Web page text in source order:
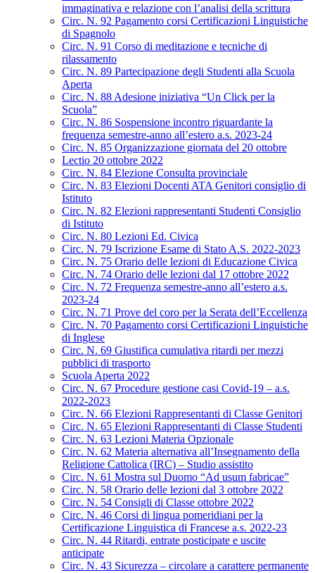
immaginativa e relazione con l’analisi della scrittura
Circ. N. 92 Pagamento corsi Certificazioni Linguistiche
di Spagnolo
Circ. N. 91 Corso di meditazione e tecniche di
rilassamento
Circ. N. 89 Partecipazione degli Studenti alla Scuola
Aperta
Circ. N. 88 Adesione iniziativa “Un Click per la
Scuola”
Circ. N. 86 Sospensione incontro riguardante la
frequenza semestre-anno all’estero a.s. 2023-24
Circ. N. 85 Organizzazione giornata del 20 ottobre
Lectio 20 ottobre 2022
Circ. N. 84 Elezione Consulta provinciale
Circ. N. 83 Elezioni Docenti ATA Genitori consiglio di
Istituto
Circ. N. 82 Elezioni rappresentanti Studenti Consiglio
di Istituto
Circ. N. 80 Lezioni Ed. Civica
Circ. N. 79 Iscrizione Esame di Stato A.S. 2022-2023
Circ. N. 75 Orario delle lezioni di Educazione Civica
Circ. N. 74 Orario delle lezioni dal 17 ottobre 2022
Circ. N. 72 Frequenza semestre-anno all’estero a.s.
2023-24
Circ. N. 71 Prove del coro per la Serata dell’Eccellenza
Circ. N. 70 Pagamento corsi Certificazioni Linguistiche
di Inglese
Circ. N. 69 Giustifica cumulativa ritardi per mezzi
pubblici di trasporto
Scuola Aperta 2022
Circ. N. 67 Procedure gestione casi Covid-19 – a.s.
2022-2023
Circ. N. 66 Elezioni Rappresentanti di Classe Genitori
Circ. N. 65 Elezioni Rappresentanti di Classe Studenti
Circ. N. 63 Lezioni Materia Opzionale
Circ. N. 62 Materia alternativa all’Insegnamento della
Religione Cattolica (IRC) – Studio assistito
Circ. N. 61 Mostra sul Duomo “Ad usum fabricae”
Circ. N. 58 Orario delle lezioni dal 3 ottobre 2022
Circ. N. 54 Consigli di Classe ottobre 2022
Circ. N. 46 Corsi di lingua pomeridiani per la
Certificazione Linguistica di Francese a.s. 2022-23
Circ. N. 44 Ritardi, entrate posticipate e uscite
anticipate
Circ. N. 43 Sicurezza – circolare a carattere permanente